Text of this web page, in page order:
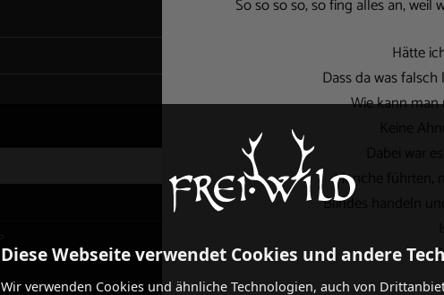
So so so so, so fing alles an, weil
Hätte
Dass da was
Wie kann man
Keine
Dabei war
Manche führten,
Blindes handeln
Diese Webseite verwendet Cookies und andere
Wir verwenden Cookies und ähnliche Technologien, auch von